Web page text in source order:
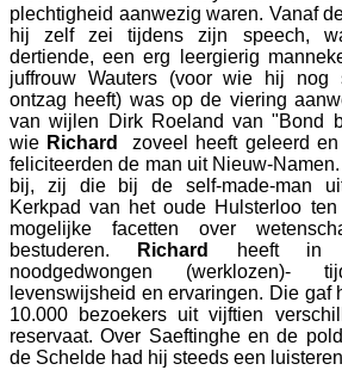
plechtigheid aanwezig waren. Vanaf
hij zelf zei tijdens zijn speech,
dertiende, een erg leergierig
juffrouw Wauters (voor wie hij nog
ontzag heeft) was op de viering
van wijlen Dirk Roeland van "Bond
wie Richard
zoveel heeft geleerd
feliciteerden de man uit Nieuw-
bij, zij die bij de self-made-man
Kerkpad van het oude Hulsterloo
mogelijke facetten over
bestuderen.
Richard
heeft in
noodgedwongen (werklozen)-
levenswijsheid en ervaringen. Die gaf
10.000 bezoekers uit vijftien
reservaat. Over Saeftinghe en de
de Schelde had hij steeds een